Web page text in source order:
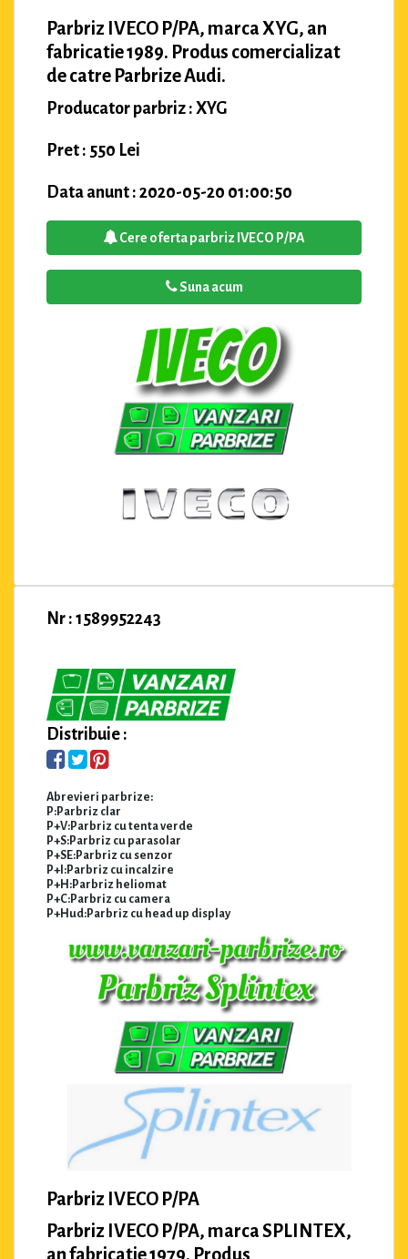
Parbriz IVECO P/PA, marca XYG, an
fabricatie 1989. Produs comercializat
de catre Parbrize Audi.
Producator parbriz : XYG
Pret : 550 Lei
Data anunt : 2020-05-20 01:00:50
Cere oferta parbriz IVECO P/PA
Suna acum
Nr : 1589952243
Distribuie :
Abrevieri parbrize:
P:Parbriz clar
P+V:Parbriz cu tenta verde
P+S:Parbriz cu parasolar
P+SE:Parbriz cu senzor
P+I:Parbriz cu incalzire
P+H:Parbriz heliomat
P+C:Parbriz cu camera
P+Hud:Parbriz cu head up display
Parbriz IVECO P/PA
Parbriz IVECO P/PA, marca SPLINTEX,
an fabricatie 1979. Produs